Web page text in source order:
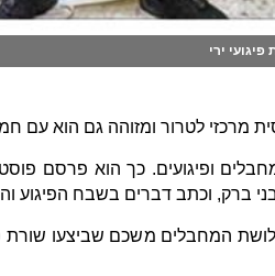
ירי
מרכזי לטרור ומזוהה גם הוא עם
ופיגועים. כך הוא פרסם
ברק, וכתב דברים בשבח הפיגוע
המחבלים משכם שביצעו שורת